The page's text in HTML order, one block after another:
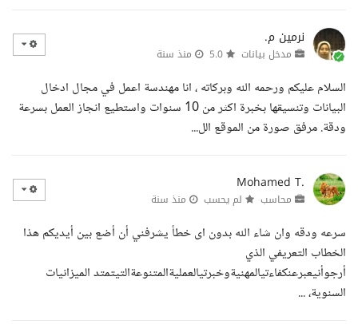
نرمين م.
مدخل بيانات منذ سنة
السلام عليكم ورحمه الله وبركاته ، انا مهندسة اعمل في مجال ادخال
البيانات وتنسيقها بخبرة اكثر من 10 سنوات واستطيع انجاز العمل بسرعة
ودقة. مرفق صورة من الموقع الل...
Mohamed T.
محاسب لم يحسب منذ سنة
سرعه ودقه وان شاء الله بدون اى خطأ يشرفني أن أضع بين أيديكم هذا
الخطاب التعريفي الذي
أرجوأنيعبرعنكفاءتيالمهنيةوخبرتيالعمليةالمتنوعةالتيتمتد الميزانيات
السنوية، ...